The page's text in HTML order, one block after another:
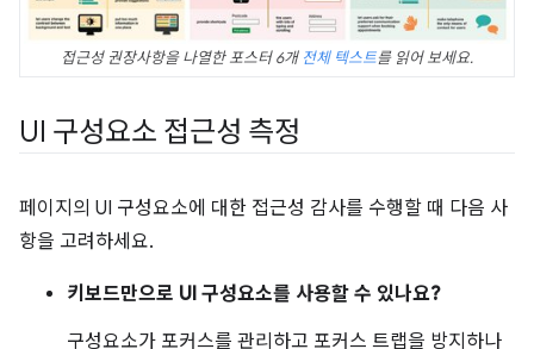
접근성 권장사항을 나열한 포스터 6개 전체 텍스트를 읽어 보세요.
UI 구성요소 접근성 측정
페이지의 UI 구성요소에 대한 접근성 감사를 수행할 때 다음 사
항을 고려하세요.
키보드만으로 UI 구성요소를 사용할 수 있나요?
구성요소가 포커스를 관리하고 포커스 트랩을 방지하나